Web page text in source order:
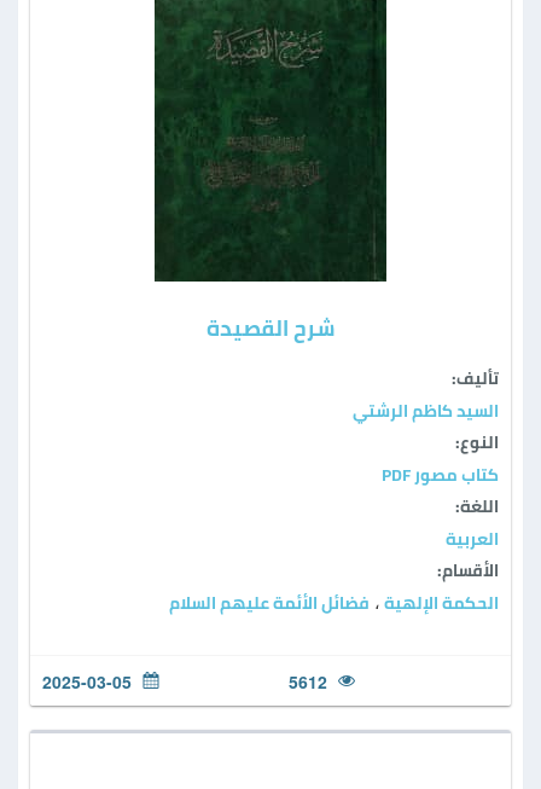
شرح القصيدة
تأليف:
السيد كاظم الرشتي
النوع:
كتاب مصور PDF
اللغة:
العربية
الأقسام:
الحكمة الإلهية ، فضائل الأئمة عليهم السلام
5612
2025-03-05